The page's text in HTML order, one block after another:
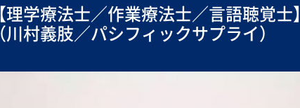
【理学療法士／作業療法士／言語聴覚
（川村義肢／パシフィックサプライ）